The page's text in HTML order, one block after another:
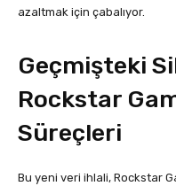
azaltmak için çabalıyor.
Geçmişteki
Rockstar
Süreçleri
Bu yeni veri ihlali, Rockstar